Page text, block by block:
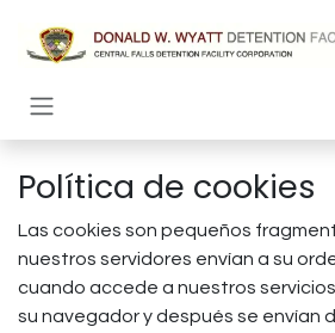
Política de cookies
Las cookies son pequeños
nuestros servidores envían a su
cuando accede a nuestros
su navegador y después se envían